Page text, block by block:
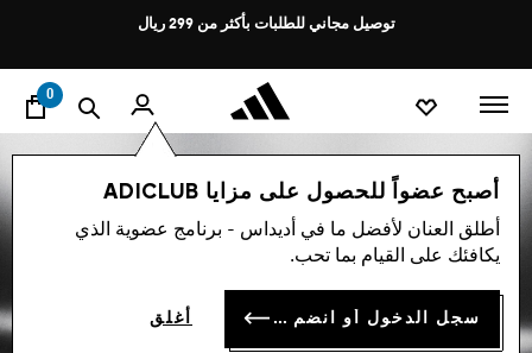
Pause
rotation
توصيل مجاني للطلبات بأكثر من 299 ريال
0
أصبح عضواً للحصول على مزايا ADICLUB
أطلق العنان لأفضل ما في أديداس - برنامج عضوية الذي
يكافئك على القيام بما تحب.
سجل الدخول أو انضم الآن أغلق